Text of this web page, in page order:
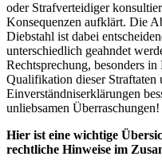
oder Strafverteidiger
Konsequenzen aufklärt. Die
Diebstahl ist dabei
unterschiedlich geahndet
Rechtsprechung, besonders
Qualifikation dieser Straftaten
Einverständniserklärungen
unliebsamen Überraschungen!
Hier ist eine wichtige
rechtliche Hinweise im